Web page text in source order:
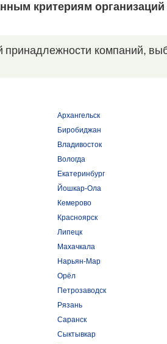
критериям организаций
принадлежности компаний,
Архангельск
Биробиджан
Владивосток
Вологда
Екатеринбург
Йошкар-Ола
Кемерово
Красноярск
Липецк
Махачкала
Нарьян-Мар
Орёл
Петрозаводск
Рязань
Саранск
Сыктывкар